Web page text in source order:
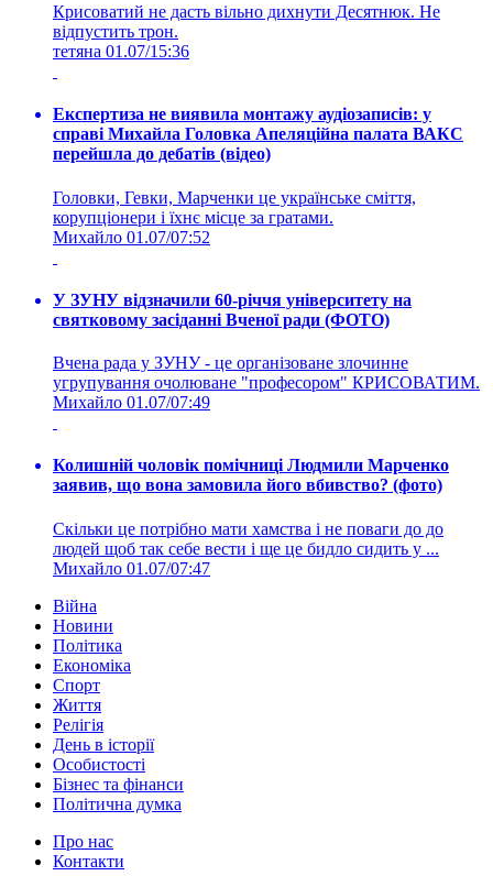
Крисоватий не дасть вільно дихнути Десятнюк. Не
відпустить трон.
тетяна 01.07/15:36
Експертиза не виявила монтажу аудіозаписів: у
справі Михайла Головка Апеляційна палата ВАКС
перейшла до дебатів (відео)
Головки, Гевки, Марченки це українське сміття,
корупціонери і їхнє місце за гратами.
Михайло 01.07/07:52
У ЗУНУ відзначили 60-річчя університету на
святковому засіданні Вченої ради (ФОТО)
Вчена рада у ЗУНУ - це організоване злочинне
угрупування очолюване "професором" КРИСОВАТИМ.
Михайло 01.07/07:49
Колишній чоловік помічниці Людмили Марченко
заявив, що вона замовила його вбивство? (фото)
Скільки це потрібно мати хамства і не поваги до до
людей щоб так себе вести і ще це бидло сидить у ...
Михайло 01.07/07:47
Війна
Новини
Політика
Економіка
Спорт
Життя
Релігія
День в історії
Особистості
Бізнес та фінанси
Політична думка
Про нас
Контакти